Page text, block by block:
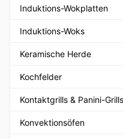
Induktions-Wokplatten
Induktions-Woks
Keramische Herde
Kochfelder
Kontaktgrills & Panini-Grills
Konvektionsöfen